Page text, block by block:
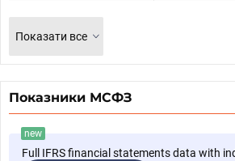
Показати все
Показники МСФЗ
new
Full IFRS financial statements data with